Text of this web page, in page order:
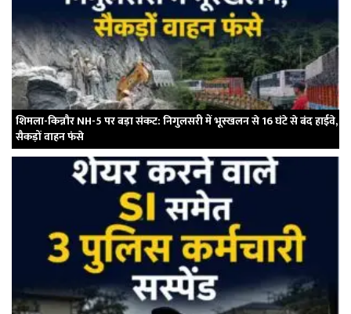
शिमला-किन्नौर NH-5 पर बड़ा संकट: निगुलसरी में भूस्खलन से 16 घंटे से बंद हाईवे,
सैकड़ों वाहन फंसे